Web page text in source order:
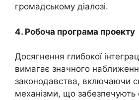
громадському діалозі.
4. Робоча програма проекту
Досягнення глибокої
вимагає значного
законодавства, включаючи
механізми, що забезпечують